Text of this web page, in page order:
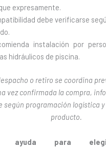
expresamente.
debe verificarse
instalación por
hidráulicos de piscina.
o retiro se coordina
vez confirmada la compra,
según programación logística
producto.
ayuda para